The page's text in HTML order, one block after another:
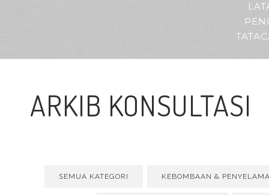
ARKIB KONSULTASI
SEMUA KATEGORI KEBOMBAAN &